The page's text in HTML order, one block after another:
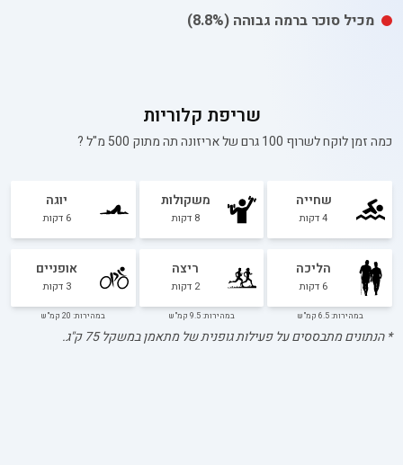
מכיל סוכר ברמה גבוהה (8.8%)
שריפת קלוריות
כמה זמן לוקח לשרוף 100 גרם של אריזונה תה מתוק 500 מ"ל ?
שחייה
4דקות
משקולות
8 דקות
יוגה
6 דקות
הליכה
6 דקות
במהירות: 6.5 קמ"ש
ריצה
2 דקות
במהירות: 9.5 קמ"ש
אופניים
3 דקות
במהירות: 20 קמ"ש
* הנתונים מתבססים על פעילות גופנית של מתאמן במשקל75ק"ג.